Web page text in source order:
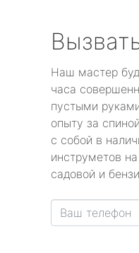
Наш мастер
часа
пустыми
опыту за
с собой в
инструметов
садовой и